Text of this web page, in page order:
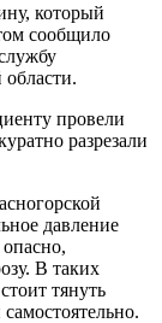
который
сообщило
провели
разрезали
давление
В таких
тянуть